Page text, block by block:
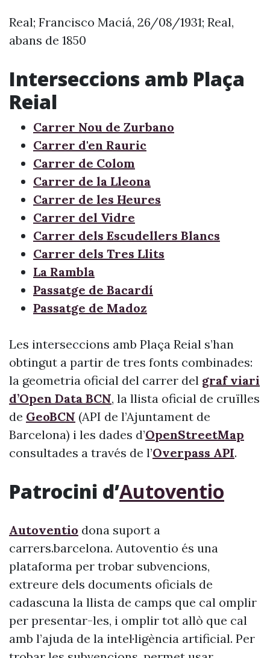
Real; Francisco Maciá, 26/08/1931; Real,
abans de 1850
Interseccions amb Plaça
Reial
Carrer Nou de Zurbano
Carrer d'en Rauric
Carrer de Colom
Carrer de la Lleona
Carrer de les Heures
Carrer del Vidre
Carrer dels Escudellers Blancs
Carrer dels Tres Llits
La Rambla
Passatge de Bacardí
Passatge de Madoz
Les interseccions amb Plaça Reial s’han
obtingut a partir de tres fonts combinades:
la geometria oficial del carrer del graf viari
d’Open Data BCN, la llista oficial de cruïlles
de GeoBCN (API de l’Ajuntament de
Barcelona) i les dades d’OpenStreetMap
consultades a través de l’Overpass API.
Patrocini d’Autoventio
Autoventio dona suport a
carrers.barcelona. Autoventio és una
plataforma per trobar subvencions,
extreure dels documents oficials de
cadascuna la llista de camps que cal omplir
per presentar-les, i omplir tot allò que cal
amb l’ajuda de la intel·ligència artificial. Per